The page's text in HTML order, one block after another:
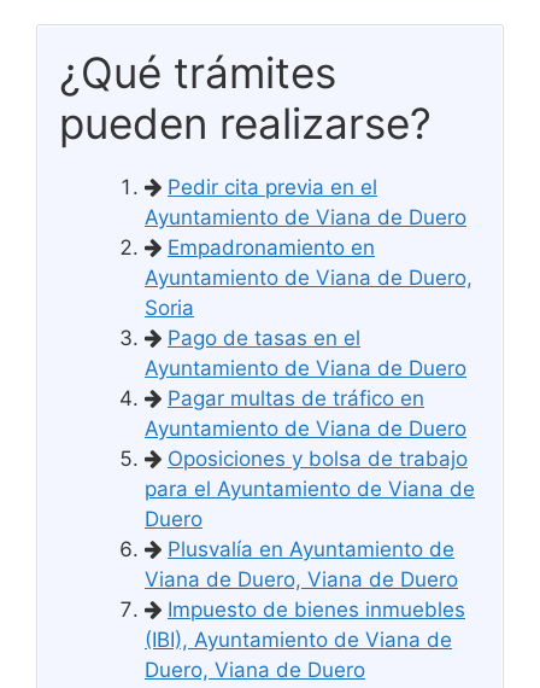
¿Qué trámites
pueden realizarse?
Pedir cita previa en el
Ayuntamiento de Viana de Duero
Empadronamiento en
Ayuntamiento de Viana de Duero,
Soria
Pago de tasas en el
Ayuntamiento de Viana de Duero
Pagar multas de tráfico en
Ayuntamiento de Viana de Duero
Oposiciones y bolsa de trabajo
para el Ayuntamiento de Viana de
Duero
Plusvalía en Ayuntamiento de
Viana de Duero, Viana de Duero
Impuesto de bienes inmuebles
(IBI), Ayuntamiento de Viana de
Duero, Viana de Duero